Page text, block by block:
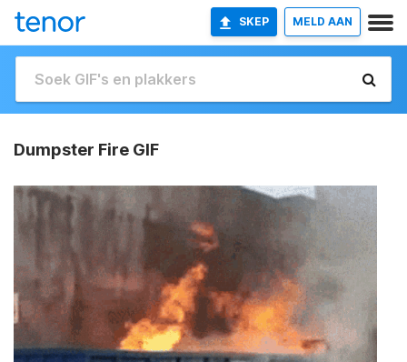
SKEP MELD AAN
Dumpster Fire GIF